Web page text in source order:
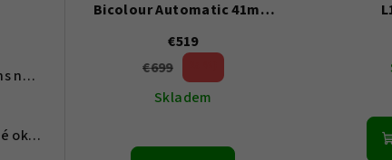
Rebel & Rose RR-BR031-S-L Mens náramek - Artemis
Benetton obrúčky na dioptrické okuliare BEO1012 122 51 - Dámské
oBicolour Automatic 41mm
€519
€699
Skladem